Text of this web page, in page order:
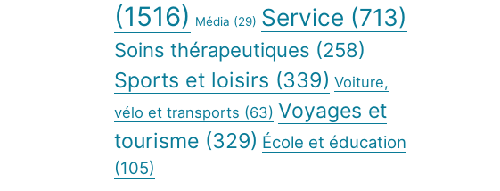
(1516) Média (29) Service (713)
Soins thérapeutiques (258)
Sports et loisirs (339) Voiture,
vélo et transports (63) Voyages et
tourisme (329) École et éducation
(105)